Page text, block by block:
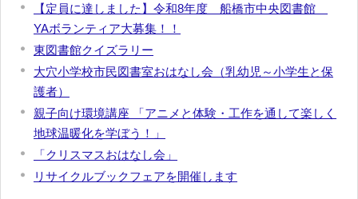
【定員に達しました】令和8年度 船橋市中央図書館
YAボランティア大募集！！
東図書館クイズラリー
大穴小学校市民図書室おはなし会（乳幼児～小学生と保
護者）
親子向け環境講座 「アニメと体験・工作を通して楽しく
地球温暖化を学ぼう！」
「クリスマスおはなし会」
リサイクルブックフェアを開催します